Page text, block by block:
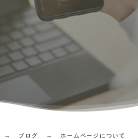
ブログ ホームページについて